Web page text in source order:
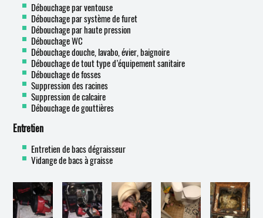
Débouchage par ventouse
Débouchage par système de furet
Débouchage par haute pression
Débouchage WC
Débouchage douche, lavabo, évier, baignoire
Débouchage de tout type d’équipement sanitaire
Débouchage de fosses
Suppression des racines
Suppression de calcaire
Débouchage de gouttières
Entretien
Entretien de bacs dégraisseur
Vidange de bacs à graisse